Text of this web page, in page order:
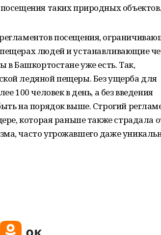
таких природных объектов.
посещения,
людей и устанавливающие
в Башкортостане уже есть. Так,
ледяной пещеры. Без ущерба для
100 человек в день, а без введения
на порядок выше. Строгий
которая раньше также страдала
часто угрожавшего даже